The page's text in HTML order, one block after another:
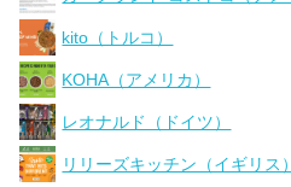
kito（トルコ）
KOHA（アメリカ）
レオナルド（ドイツ）
リリーズキッチン（イギリス）